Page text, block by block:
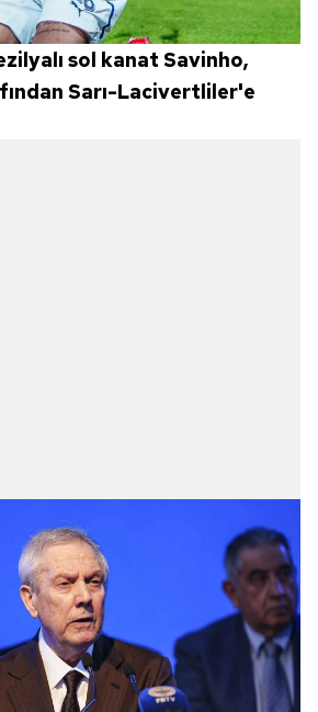
sol kanat Savinho,
Sarı-Lacivertliler'e